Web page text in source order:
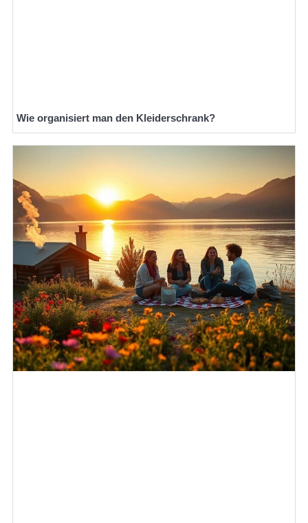
Wie organisiert man den Kleiderschrank?